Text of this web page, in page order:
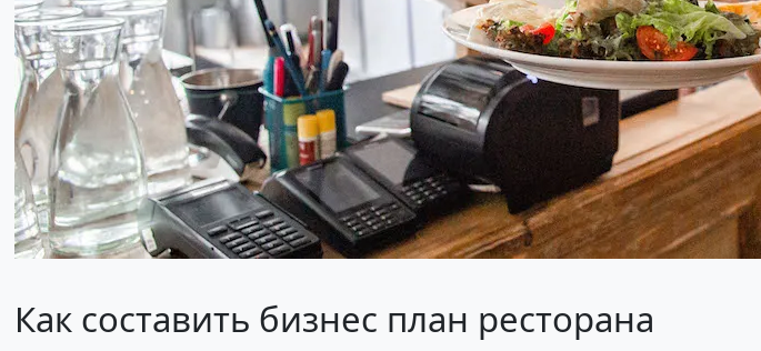
Как составить бизнес план ресторана